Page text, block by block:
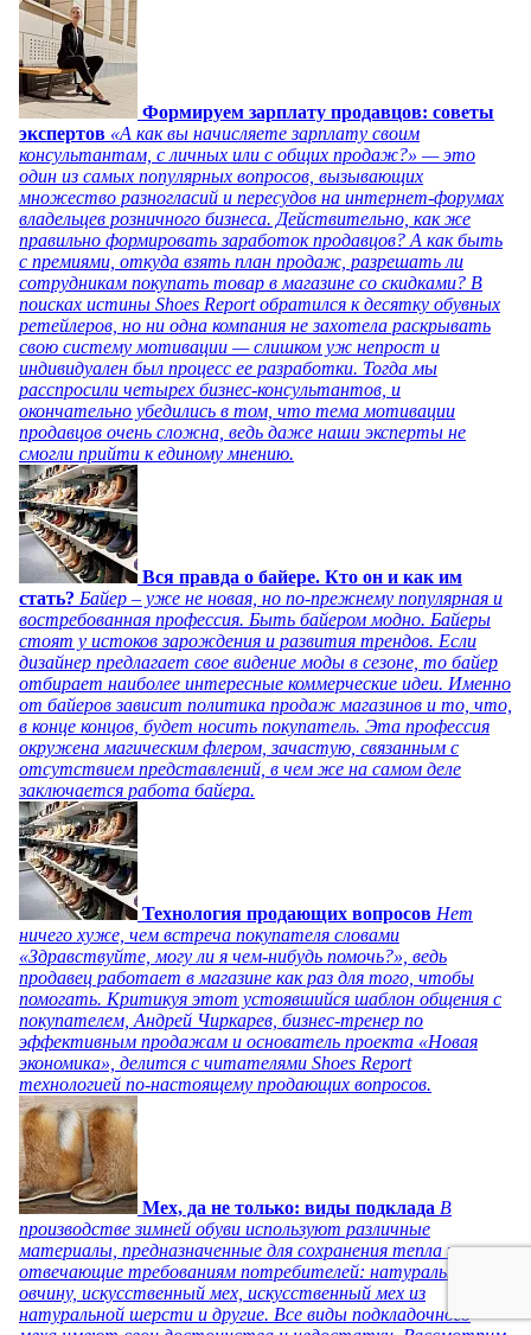
Формируем зарплату продавцов: советы
экспертов «А как вы начисляете зарплату своим
консультантам, с личных или с общих продаж?» — это
один из самых популярных вопросов, вызывающих
множество разногласий и пересудов на интернет-форумах
владельцев розничного бизнеса. Действительно, как же
правильно формировать заработок продавцов? А как быть
с премиями, откуда взять план продаж, разрешать ли
сотрудникам покупать товар в магазине со скидками? В
поисках истины Shoes Report обратился к десятку обувных
ретейлеров, но ни одна компания не захотела раскрывать
свою систему мотивации — слишком уж непрост и
индивидуален был процесс ее разработки. Тогда мы
расспросили четырех бизнес-консультантов, и
окончательно убедились в том, что тема мотивации
продавцов очень сложна, ведь даже наши эксперты не
смогли прийти к единому мнению.
Вся правда о байере. Кто он и как им
стать? Байер – уже не новая, но по-прежнему популярная и
востребованная профессия. Быть байером модно. Байеры
стоят у истоков зарождения и развития трендов. Если
дизайнер предлагает свое видение моды в сезоне, то байер
отбирает наиболее интересные коммерческие идеи. Именно
от байеров зависит политика продаж магазинов и то, что,
в конце концов, будет носить покупатель. Эта профессия
окружена магическим флером, зачастую, связанным с
отсутствием представлений, в чем же на самом деле
заключается работа байера.
Технология продающих вопросов Нет
ничего хуже, чем встреча покупателя словами
«Здравствуйте, могу ли я чем-нибудь помочь?», ведь
продавец работает в магазине как раз для того, чтобы
помогать. Критикуя этот устоявшийся шаблон общения с
покупателем, Андрей Чиркарев, бизнес-тренер по
эффективным продажам и основатель проекта «Новая
экономика», делится с читателями Shoes Report
технологией по-настоящему продающих вопросов.
Мех, да не только: виды подклада В
производстве зимней обуви используют различные
материалы, предназначенные для сохранения тепла и
отвечающие требованиям потребителей: натуральную
овчину, искусственный мех, искусственный мех из
натуральной шерсти и другие. Все виды подкладочного